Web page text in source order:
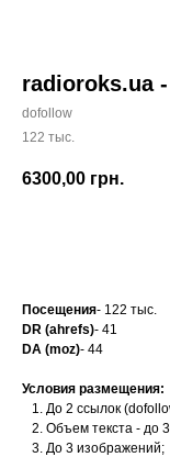
radioroks.ua
dofollow
122 тыс.
6300,00 грн.
Посещения- 122 тыс.
DR (ahrefs)- 41
DA (moz)- 44
Условия размещения:
До 2 ссылок
Объем текста - до
До 3 изображений;